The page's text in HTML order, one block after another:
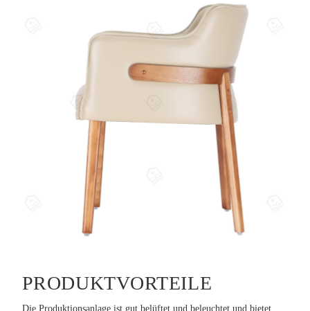
PRODUKTVORTEILE
Die Produktionsanlage ist gut belüftet und beleuchtet und bietet